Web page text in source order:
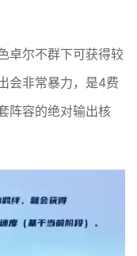
卓尔不群下可获得较
会非常暴力，是4费
阵容的绝对输出核